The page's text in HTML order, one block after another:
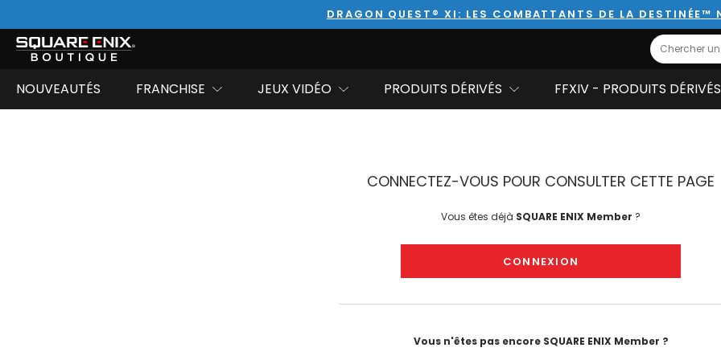
DRAGON QUEST® XI: LES COMBATTANTS DE LA DESTINÉE™
Search
NOUVEAUTÉS FRANCHISE JEUX VIDÉO PRODUITS DÉRIVÉS FFXIV - PRODUITS DÉRIVÉS
CONNECTEZ-VOUS POUR CONSULTER CETTE PAGE
Vous êtes déjà SQUARE ENIX Member ?
CONNEXION
Vous n'êtes pas encore SQUARE ENIX Member ?